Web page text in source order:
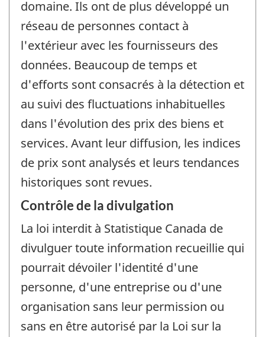
domaine. Ils ont de plus développé un
réseau de personnes contact à
l'extérieur avec les fournisseurs des
données. Beaucoup de temps et
d'efforts sont consacrés à la détection et
au suivi des fluctuations inhabituelles
dans l'évolution des prix des biens et
services. Avant leur diffusion, les indices
de prix sont analysés et leurs tendances
historiques sont revues.
Contrôle de la divulgation
La loi interdit à Statistique Canada de
divulguer toute information recueillie qui
pourrait dévoiler l'identité d'une
personne, d'une entreprise ou d'une
organisation sans leur permission ou
sans en être autorisé par la Loi sur la